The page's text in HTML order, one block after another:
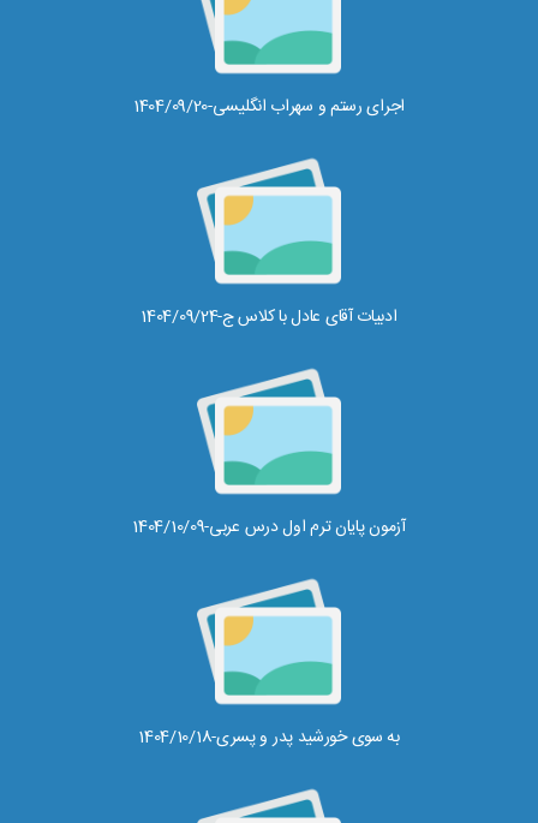
اجرای رستم و سهراب انگلیسی-1404/09/20
ادبیات آقای عادل با کلاس ج-1404/09/24
آزمون پایان ترم اول درس عربی-1404/10/09
به سوی خورشید پدر و پسری-1404/10/18